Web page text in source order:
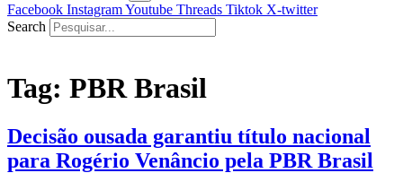
Facebook InstagramYoutube Threads Tiktok X-twitter
Search
Tag: PBR Brasil
Decisão ousada garantiu título nacional
para Rogério Venâncio pela PBR Brasil